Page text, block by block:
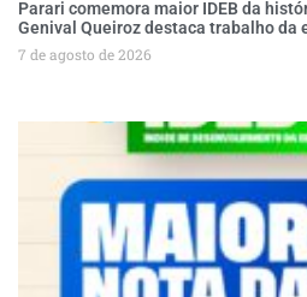
Parari comemora maior IDEB da
Genival Queiroz destaca trabalho da
7 de agosto de 2026